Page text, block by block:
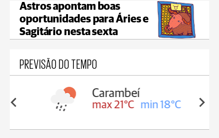
Astros apontam boas
oportunidades para Áries e
Sagitário nesta sexta
PREVISÃO DO TEMPO
18°C
Carambeí
max 21°C min 18°C